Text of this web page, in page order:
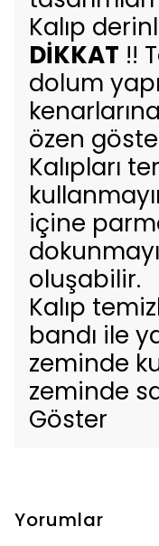
Kalıp
DİKKAT !!
dolum
özen
Kalıpları
içine
oluşabilir.
Kalıp
bandı ile
zeminde
zeminde
Göster
Yorumlar